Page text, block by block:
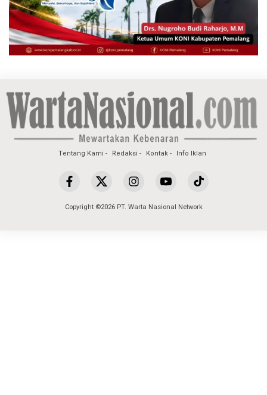
Tentang Kami Redaksi Kontak Info Iklan
Copyright ©2026 PT. Warta Nasional Network